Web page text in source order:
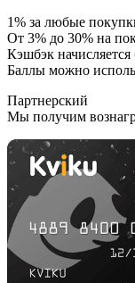
1% за любые
От 3% до 30% на
Кэшбэк
Баллы можно
Партнерский
Мы получим